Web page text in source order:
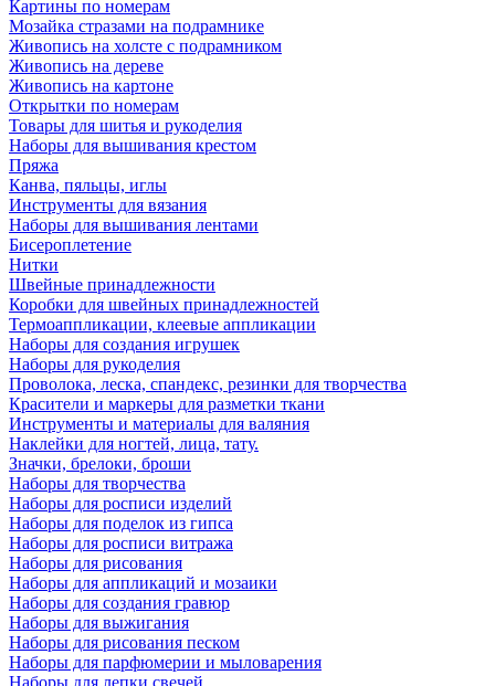
Картины по номерам
Мозайка стразами на подрамнике
Живопись на холсте с подрамником
Живопись на дереве
Живопись на картоне
Открытки по номерам
Товары для шитья и рукоделия
Наборы для вышивания крестом
Пряжа
Канва, пяльцы, иглы
Инструменты для вязания
Наборы для вышивания лентами
Бисероплетение
Нитки
Швейные принадлежности
Коробки для швейных принадлежностей
Термоаппликации, клеевые аппликации
Наборы для создания игрушек
Наборы для рукоделия
Проволока, леска, спандекс, резинки для творчества
Красители и маркеры для разметки ткани
Инструменты и материалы для валяния
Наклейки для ногтей, лица, тату.
Значки, брелоки, броши
Наборы для творчества
Наборы для росписи изделий
Наборы для поделок из гипса
Наборы для росписи витража
Наборы для рисования
Наборы для аппликаций и мозаики
Наборы для создания гравюр
Наборы для выжигания
Наборы для рисования песком
Наборы для парфюмерии и мыловарения
Наборы для лепки свечей